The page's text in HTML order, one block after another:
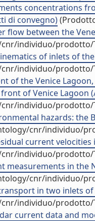
concentrations
di convegno)
flow between the
individuo/prodotto/
of inlets of
individuo/prodotto/
of the Venice
of Venice Lagoon
individuo/prodotto/
hazards:
cnr/individuo/
current
individuo/prodotto/
measurements in the
cnr/individuo/
in two inlets
individuo/prodotto/
current data and